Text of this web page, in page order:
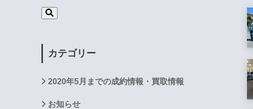
カテゴリー
2020年5月までの成約情報・買取情報
お知らせ